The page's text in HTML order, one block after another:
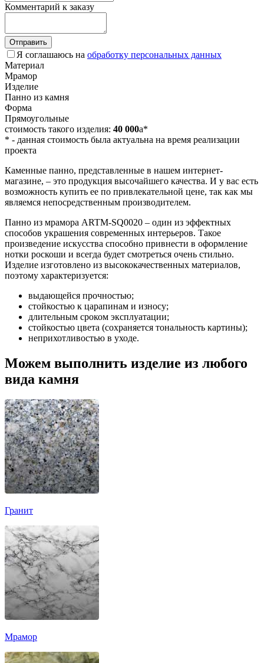
Комментарий к заказу
Отправить
Я соглашаюсь на обработку персональных данных
Материал
Мрамор
Изделие
Панно из камня
Форма
Прямоугольные
стоимость такого изделия: 40 000a*
* - данная стоимость была актуальна на время реализации
проекта
Каменные панно, представленные в нашем интернет-
магазине, – это продукция высочайшего качества. И у вас есть
возможность купить ее по привлекательной цене, так как мы
являемся непосредственным производителем.
Панно из мрамора ARTM-SQ0020 – один из эффектных
способов украшения современных интерьеров. Такое
произведение искусства способно привнести в оформление
нотки роскоши и всегда будет смотреться очень стильно.
Изделие изготовлено из высококачественных материалов,
поэтому характеризуется:
выдающейся прочностью;
стойкостью к царапинам и износу;
длительным сроком эксплуатации;
стойкостью цвета (сохраняется тональность картины);
неприхотливостью в уходе.
Можем выполнить изделие из любого
вида камня
Гранит
Мрамор